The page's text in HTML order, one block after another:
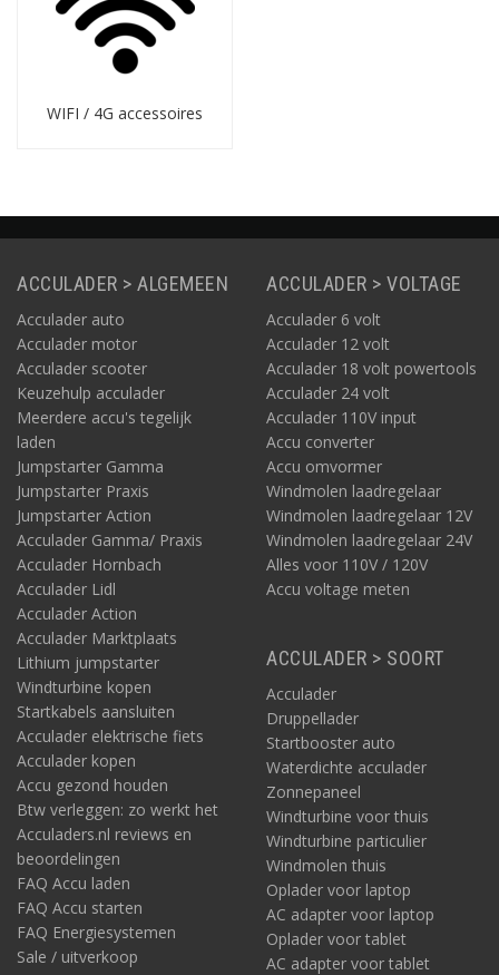
Terminators
Afsluitweerstanden voor NMEA2000, CANopen, VE.Can,
MasterBus en andere netwerken. Onmisbaar voor
Kabels voor EV-laadverloop, walstroom, CTEK-motorladers
en universele AC-adaptertoepassingen: we hebben voor
elke situatie en apparaatkoppeling een oplossing.
En méér!
Vooralles wat met acculaden te maken heeft
wij een passendeoplossing paraat.
Veelgestelde vragen
1. Wat is het verschil tussen een communicatiekabel
en een interfacekabel? ⬇
2. Wanneer is een BMS nodig? ⬇
3. Wat doet een terminator in een netwerk? ⬇
4. Welke protocollen komen het meest voor bij
acculaden? ⬇
5. Wat heb ik nodig voor bediening op afstand? ⬇
Alles voor elektrische communiceren hebben we in
(eigen) huis
Zuivere kwaliteit van communicatie is een basisvoorwaarde
voor een goede werking ervan. Voor elk doel waarvoor een
koppeling, connectie of verbinding nodig is voor 'elektrisch'
communiceren, hebben wij het geschikte product in huis.
WIFI / 4G accessoires
ACCULADER > ALGEMEEN
Acculader auto
Acculader motor
Acculader scooter
Keuzehulp acculader
Meerdere accu's tegelijk
laden
Jumpstarter Gamma
Jumpstarter Praxis
Jumpstarter Action
Acculader Gamma/ Praxis
Acculader Hornbach
Acculader Lidl
Acculader Action
Acculader Marktplaats
Lithium jumpstarter
Windturbine kopen
Startkabels aansluiten
Acculader elektrische fiets
Acculader kopen
Accu gezond houden
Btw verleggen: zo werkt het
Acculaders.nl reviews en
beoordelingen
FAQ Accu laden
FAQ Accu starten
FAQ Energiesystemen
Sale / uitverkoop
ACCULADER > VOLTAGE
Acculader 6 volt
Acculader 12 volt
Acculader 18 volt powertools
Acculader 24 volt
Acculader 110V input
Accu converter
Accu omvormer
Windmolen laadregelaar
Windmolen laadregelaar 12V
Windmolen laadregelaar 24V
Alles voor 110V / 120V
Accu voltage meten
ACCULADER > SOORT
Acculader
Druppellader
Startbooster auto
Waterdichte acculader
Zonnepaneel
Windturbine voor thuis
Windturbine particulier
Windmolen thuis
Oplader voor laptop
AC adapter voor laptop
Oplader voor tablet
AC adapter voor tablet